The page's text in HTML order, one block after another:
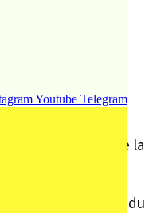
Youtube Telegram
la Setmana
es